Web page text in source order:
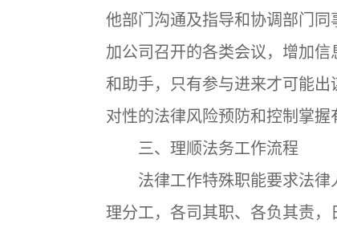
他部门沟通及指导和协调部门
加公司召开的各类会议，增加
和助手，只有参与进来才可能
对性的法律风险预防和控制掌握
三、理顺法务工作流程
法律工作特殊职能要求法律
理分工，各司其职、各负其责